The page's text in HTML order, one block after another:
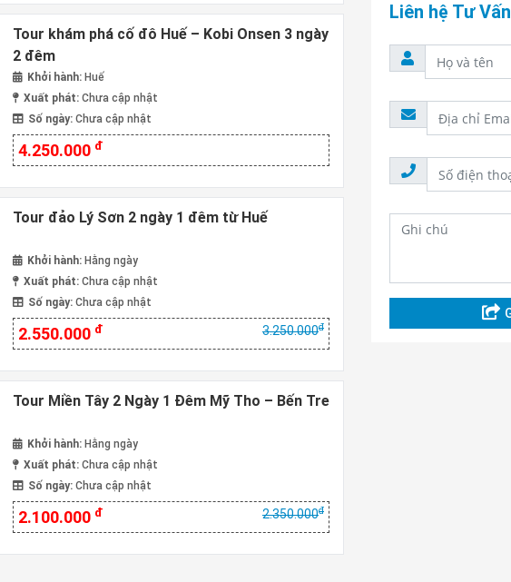
Tour khám phá cố đô Huế – Kobi Onsen 3 ngày
2 đêm
Khởi hành: Huế
Xuất phát: Chưa cập nhật
Số ngày: Chưa cập nhật
4.250.000 đ
Tour đảo Lý Sơn 2 ngày 1 đêm từ Huế
Khởi hành: Hằng ngày
Xuất phát: Chưa cập nhật
Số ngày: Chưa cập nhật
2.550.000 đ 3.250.000đ
Tour Miền Tây 2 Ngày 1 Đêm Mỹ Tho – Bến Tre
Khởi hành: Hằng ngày
Xuất phát: Chưa cập nhật
Số ngày: Chưa cập nhật
2.100.000 đ 2.350.000đ
Liên hệ Tư Vấn